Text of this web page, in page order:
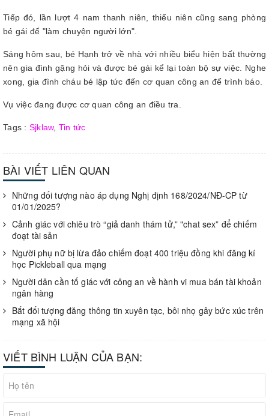
Tiếp đó, lần lượt 4 nam thanh niên, thiếu niên cũng sang phòng
bé gái để "làm chuyện người lớn".
Sáng hôm sau, bé Hạnh trở về nhà với nhiều biểu hiện bất thường
nên gia đình gặng hỏi và được bé gái kể lại toàn bộ sự việc. Nghe
xong, gia đình cháu bé lập tức đến cơ quan công an để trình báo.
Vụ việc đang được cơ quan công an điều tra.
Tags : Sjklaw, Tin tức
BÀI VIẾT LIÊN QUAN
Những đối tượng nào áp dụng Nghị định 168/2024/NĐ-CP từ
01/01/2025?
Cảnh giác với chiêu trò “giả danh thám tử,” "chat sex” để chiếm
đoạt tài sản
Người phụ nữ bị lừa đảo chiếm đoạt 400 triệu đồng khi đăng kí
học Pickleball qua mạng
Người dân cần tố giác với công an về hành vi mua bán tài khoản
ngân hàng
Bắt đối tượng đăng thông tin xuyên tạc, bôi nhọ gây bức xúc trên
mạng xã hội
VIẾT BÌNH LUẬN CỦA BẠN: